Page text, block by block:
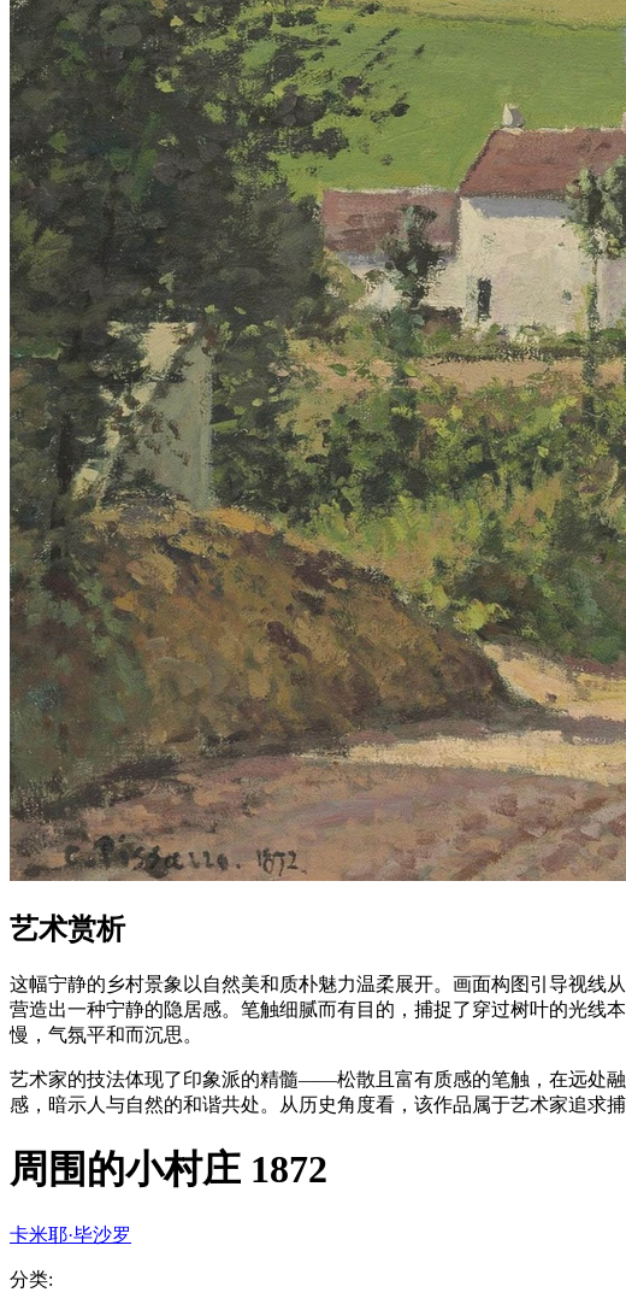
艺术赏析
这幅宁静的乡村景象以自然美和质朴魅力温柔展开。画面构图引导视线
营造出一种宁静的隐居感。笔触细腻而有目的，捕捉了穿过树叶的光线
慢，气氛平和而沉思。
艺术家的技法体现了印象派的精髓——松散且富有质感的笔触，在远处
感，暗示人与自然的和谐共处。从历史角度看，该作品属于艺术家追求
周围的小村庄 1872
卡米耶·毕沙罗
分类: